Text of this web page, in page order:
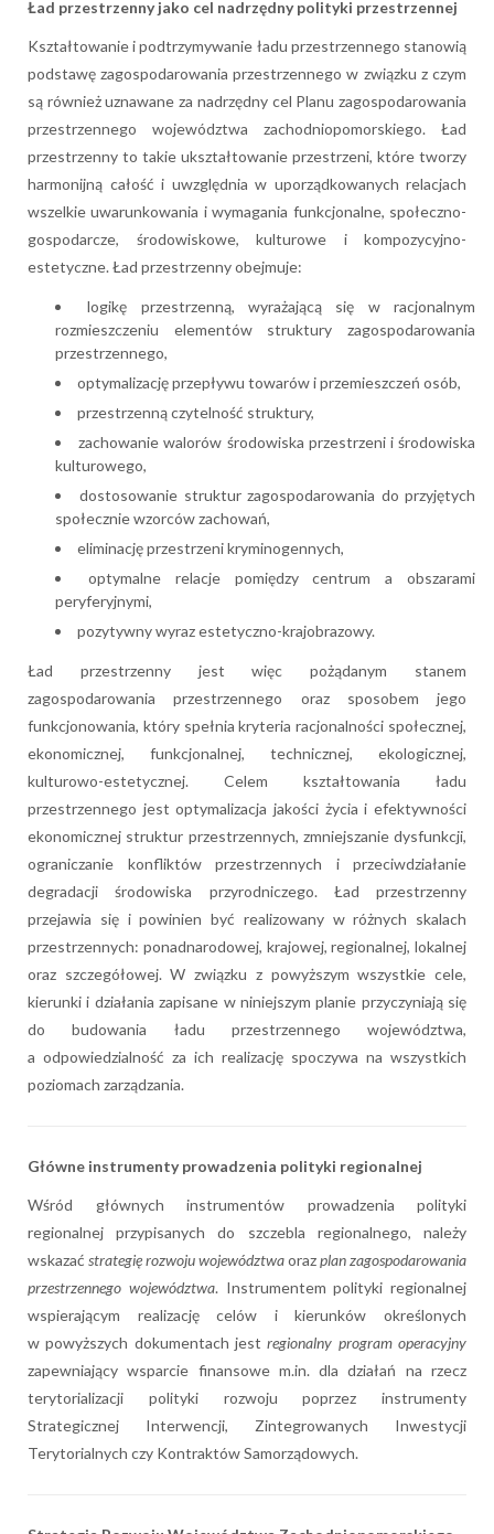
Ład przestrzenny jako cel nadrzędny polityki przestrzennej
Kształtowanie i podtrzymywanie ładu przestrzennego stanowią
podstawę zagospodarowania przestrzennego w związku z czym
są również uznawane za nadrzędny cel Planu zagospodarowania
przestrzennego województwa zachodniopomorskiego. Ład
przestrzenny to takie ukształtowanie przestrzeni, które tworzy
harmonijną całość i uwzględnia w uporządkowanych relacjach
wszelkie uwarunkowania i wymagania funkcjonalne, społeczno-
gospodarcze, środowiskowe, kulturowe i kompozycyjno-
estetyczne. Ład przestrzenny obejmuje:
logikę przestrzenną, wyrażającą się w racjonalnym
rozmieszczeniu elementów struktury zagospodarowania
przestrzennego,
optymalizację przepływu towarów i przemieszczeń osób,
przestrzenną czytelność struktury,
zachowanie walorów środowiska przestrzeni i środowiska
kulturowego,
dostosowanie struktur zagospodarowania do przyjętych
społecznie wzorców zachowań,
eliminację przestrzeni kryminogennych,
optymalne relacje pomiędzy centrum a obszarami
peryferyjnymi,
pozytywny wyraz estetyczno-krajobrazowy.
Ład przestrzenny jest więc pożądanym stanem
zagospodarowania przestrzennego oraz sposobem jego
funkcjonowania, który spełnia kryteria racjonalności społecznej,
ekonomicznej, funkcjonalnej, technicznej, ekologicznej,
kulturowo-estetycznej. Celem kształtowania ładu
przestrzennego jest optymalizacja jakości życia i efektywności
ekonomicznej struktur przestrzennych, zmniejszanie dysfunkcji,
ograniczanie konfliktów przestrzennych i przeciwdziałanie
degradacji środowiska przyrodniczego. Ład przestrzenny
przejawia się i powinien być realizowany w różnych skalach
przestrzennych: ponadnarodowej, krajowej, regionalnej, lokalnej
oraz szczegółowej. W związku z powyższym wszystkie cele,
kierunki i działania zapisane w niniejszym planie przyczyniają się
do budowania ładu przestrzennego województwa,
a odpowiedzialność za ich realizację spoczywa na wszystkich
poziomach zarządzania.
Główne instrumenty prowadzenia polityki regionalnej
Wśród głównych instrumentów prowadzenia polityki
regionalnej przypisanych do szczebla regionalnego, należy
wskazać strategię rozwoju województwaorazplan zagospodarowania
przestrzennego województwa. Instrumentem polityki regionalnej
wspierającym realizację celów i kierunków określonych
w powyższych dokumentach jestregionalny program operacyjny
zapewniający wsparcie finansowe m.in. dla działań na rzecz
terytorializacji polityki rozwoju poprzez instrumenty
Strategicznej Interwencji, Zintegrowanych Inwestycji
Terytorialnych czy Kontraktów Samorządowych.